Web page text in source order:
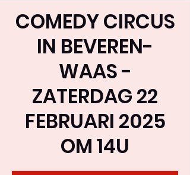
COMEDY CIRCUS
IN BEVEREN-
WAAS -
ZATERDAG 22
FEBRUARI 2025
OM 14U